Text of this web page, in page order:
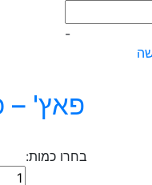
-
פאץ' –
בחרו כמות:
כמות